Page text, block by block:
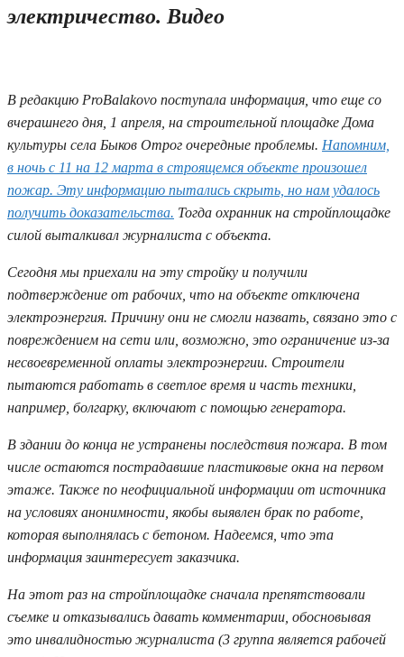
электричество. Видео
В редакцию ProBalakovo поступала информация, что еще со
вчерашнего дня, 1 апреля, на строительной площадке Дома
культуры села Быков Отрог очередные проблемы. Напомним,
в ночь с 11 на 12 марта в строящемся объекте произошел
пожар. Эту информацию пытались скрыть, но нам удалось
получить доказательства. Тогда охранник на стройплощадке
силой выталкивал журналиста с объекта.
Сегодня мы приехали на эту стройку и получили
подтверждение от рабочих, что на объекте отключена
электроэнергия. Причину они не смогли назвать, связано это с
повреждением на сети или, возможно, это ограничение из-за
несвоевременной оплаты электроэнергии. Строители
пытаются работать в светлое время и часть техники,
например, болгарку, включают с помощью генератора.
В здании до конца не устранены последствия пожара. В том
числе остаются пострадавшие пластиковые окна на первом
этаже. Также по неофициальной информации от источника
на условиях анонимности, якобы выявлен брак по работе,
которая выполнялась с бетоном. Надеемся, что эта
информация заинтересует заказчика.
На этот раз на стройплощадке сначала препятствовали
съемке и отказывались давать комментарии, обосновывая
это инвалидностью журналиста (3 группа является рабочей